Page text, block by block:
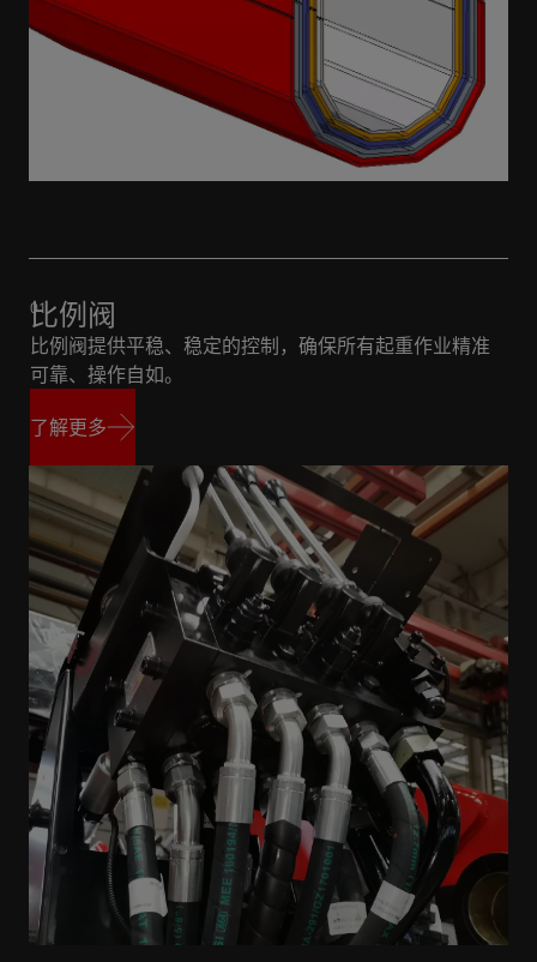
比例阀
比例阀提供平稳、稳定的控制，确保所有起重作业精准
可靠、操作自如。
了解更多
了解更多